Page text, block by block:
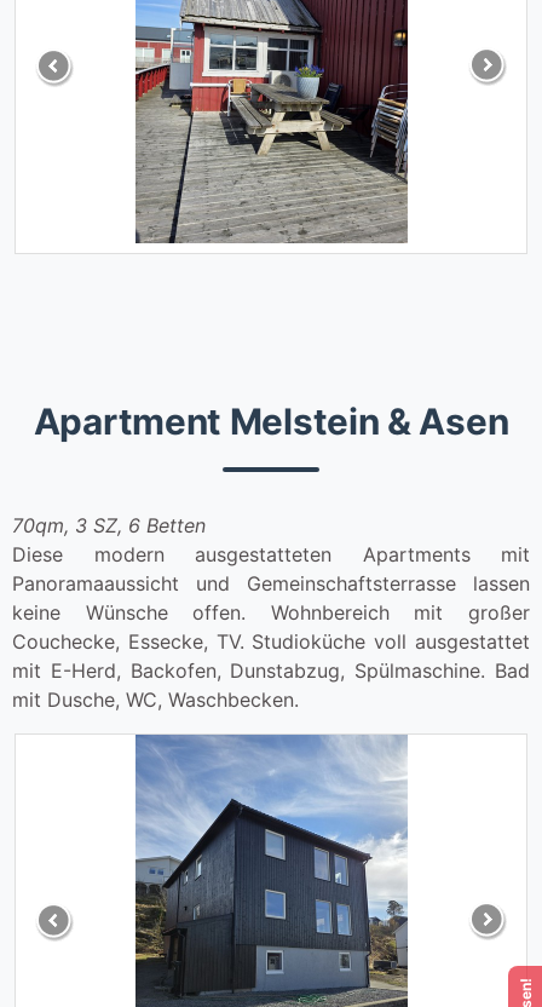
Previous Next
Apartment Melstein & Asen
70qm, 3 SZ, 6 Betten
Diese modern ausgestatteten Apartments mit
Panoramaaussicht und Gemeinschaftsterrasse lassen
keine Wünsche offen. Wohnbereich mit großer
Couchecke, Essecke, TV. Studioküche voll ausgestattet
mit E-Herd, Backofen, Dunstabzug, Spülmaschine. Bad
mit Dusche, WC, Waschbecken.
Previous Next